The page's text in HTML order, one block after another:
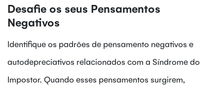
Desafie os seus Pensamentos
Negativos
Identifique os padrões de pensamento negativos e
autodepreciativos relacionados com a Síndrome do
Impostor. Quando esses pensamentos surgirem,